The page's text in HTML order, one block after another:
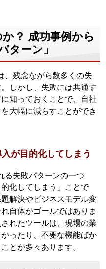
？ 成功事例から
ターン」
、残念ながら数多くの失
しかし、失敗には共通す
知っておくことで、自社
大幅に減らすことができ
が目的化してしまう
る失敗パターンの一つ
化してしまう」ことで
解決やビジネスモデル変
自体がゴールではありま
れたツールは、現場の業
ったり、不要な機能ばか
とが多々あります。